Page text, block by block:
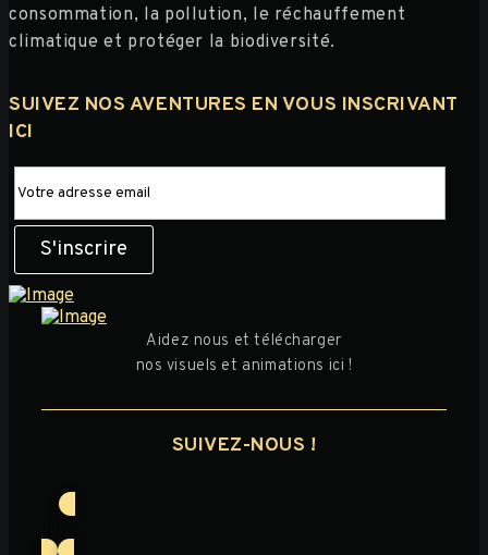
consommation, la pollution, le réchauffement
climatique et protéger la biodiversité.
SUIVEZ NOS AVENTURES EN VOUS INSCRIVANT
ICI
Aidez nous et télécharger
nos visuels et animations ici !
SUIVEZ-NOUS !